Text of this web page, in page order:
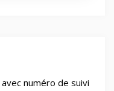
glass and
1
avec numéro de suivi